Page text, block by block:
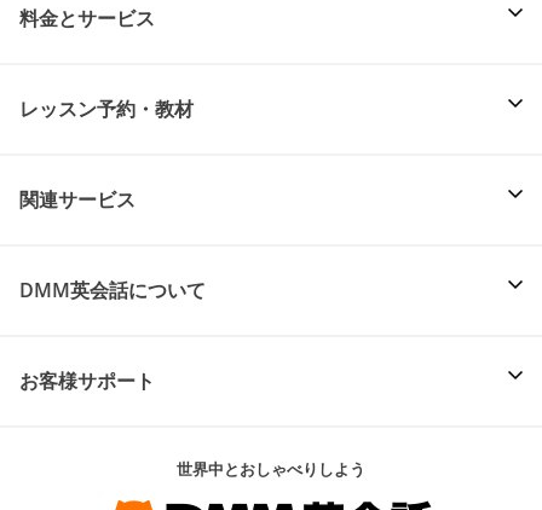
料金とサービス
レッスン予約・教材
関連サービス
DMM英会話について
お客様サポート
世界中とおしゃべりしよう